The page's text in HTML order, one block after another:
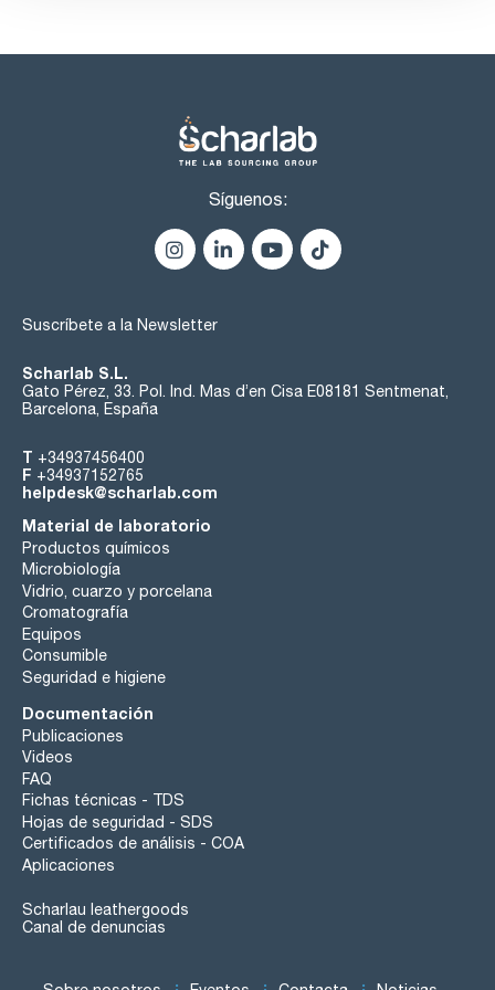
Síguenos:
Suscríbete a la Newsletter
Scharlab S.L.
Gato Pérez, 33. Pol. Ind. Mas d’en Cisa E08181 Sentmenat,
Barcelona, España
T +34937456400
F +34937152765
helpdesk@scharlab.com
Material de laboratorio
Productos químicos
Microbiología
Vidrio, cuarzo y porcelana
Cromatografía
Equipos
Consumible
Seguridad e higiene
Documentación
Publicaciones
Videos
FAQ
Fichas técnicas - TDS
Hojas de seguridad - SDS
Certificados de análisis - COA
Aplicaciones
Scharlau leathergoods
Canal de denuncias